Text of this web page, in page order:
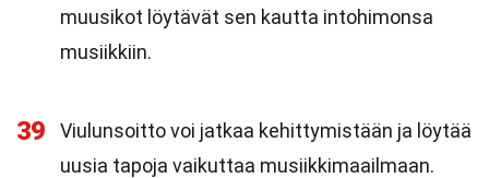
muusikot löytävät sen kautta intohimonsa
musiikkiin.
39
Viulunsoitto voi jatkaa kehittymistään ja löytää
uusia tapoja vaikuttaa musiikkimaailmaan.